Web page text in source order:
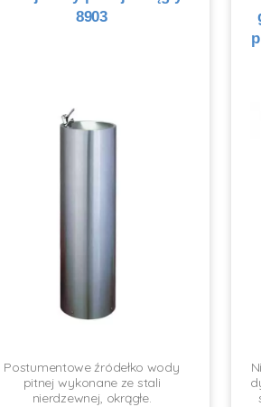
8903
Postumentowe źródełko wody
pitnej wykonane ze stali
nierdzewnej, okrągłe.